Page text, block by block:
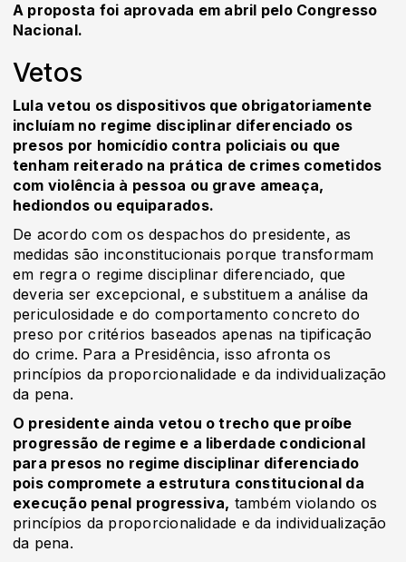
A proposta foi aprovada em abril pelo Congresso
Nacional.
Vetos
Lula vetou os dispositivos que obrigatoriamente
incluíam no regime disciplinar diferenciado os
presos por homicídio contra policiais ou que
tenham reiterado na prática de crimes cometidos
com violência à pessoa ou grave ameaça,
hediondos ou equiparados.
De acordo com os despachos do presidente, as
medidas são inconstitucionais porque transformam
em regra o regime disciplinar diferenciado, que
deveria ser excepcional, e substituem a análise da
periculosidade e do comportamento concreto do
preso por critérios baseados apenas na tipificação
do crime. Para a Presidência, isso afronta os
princípios da proporcionalidade e da individualização
da pena.
O presidente ainda vetou o trecho que proíbe
progressão de regime e a liberdade condicional
para presos no regime disciplinar diferenciado
pois compromete a estrutura constitucional da
execução penal progressiva, também violando os
princípios da proporcionalidade e da individualização
da pena.